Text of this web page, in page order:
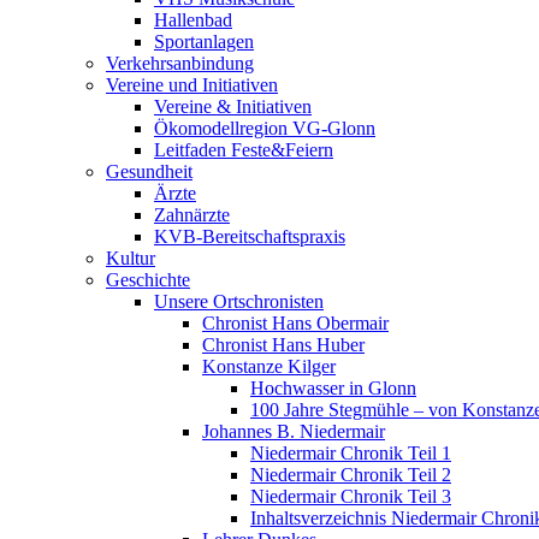
Hallenbad
Sportanlagen
Verkehrsanbindung
Vereine und Initiativen
Vereine & Initiativen
Ökomodellregion VG-Glonn
Leitfaden Feste&Feiern
Gesundheit
Ärzte
Zahnärzte
KVB-Bereitschaftspraxis
Kultur
Geschichte
Unsere Ortschronisten
Chronist Hans Obermair
Chronist Hans Huber
Konstanze Kilger
Hochwasser in Glonn
100 Jahre Stegmühle – von
Johannes B. Niedermair
Niedermair Chronik Teil 1
Niedermair Chronik Teil 2
Niedermair Chronik Teil 3
Inhaltsverzeichnis Niedermair